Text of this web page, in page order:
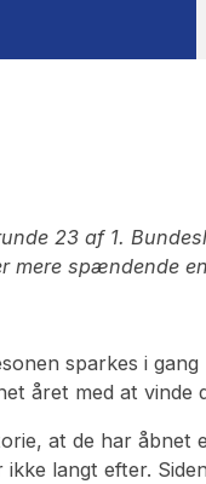
23 af 1.
mere spændende
sparkes i
året med at
at de har åbnet
langt efter.